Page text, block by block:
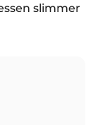
slimmer